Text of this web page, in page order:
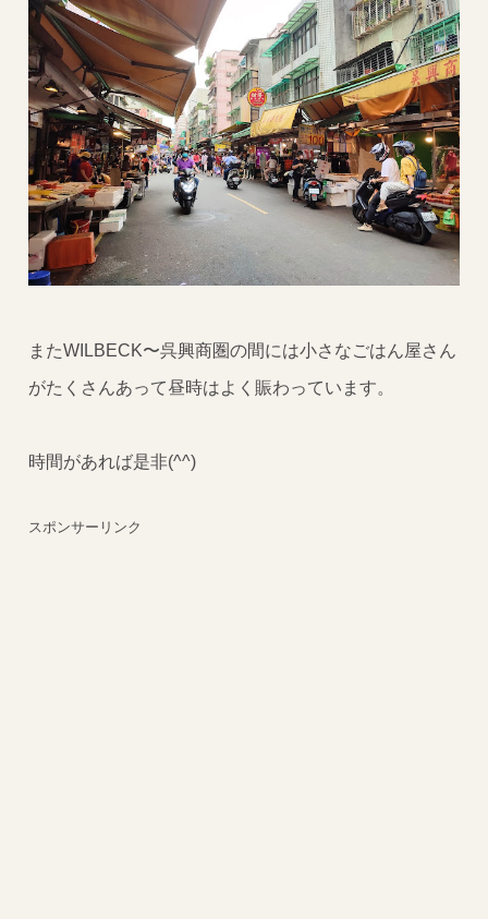
またWILBECK〜呉興商圏の間には小さなごはん屋さん
がたくさんあって昼時はよく賑わっています。
時間があれば是非(^^)
スポンサーリンク